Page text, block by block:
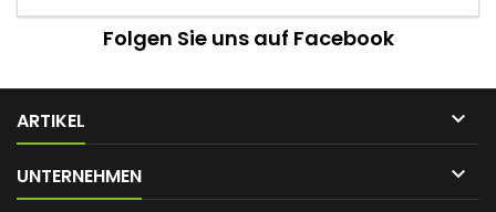
Folgen Sie uns auf Facebook
ARTIKEL 
UNTERNEHMEN 